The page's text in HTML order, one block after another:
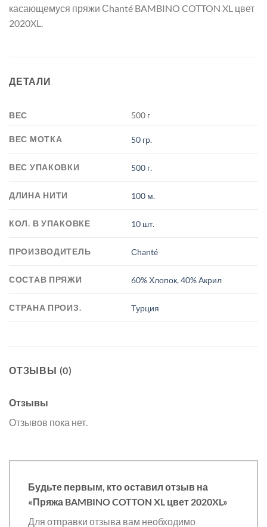
касающемуся пряжи Сhanté BAMBINO COTTON XL цвет
2020XL.
ДЕТАЛИ
ВЕС 500 г
ВЕС МОТКА 50 гр.
ВЕС УПАКОВКИ 500 г.
ДЛИНА НИТИ 100 м.
КОЛ. В УПАКОВКЕ 10 шт.
ПРОИЗВОДИТЕЛЬ Сhanté
СОСТАВ ПРЯЖИ 60% Хлопок, 40% Акрил
СТРАНА ПРОИЗ. Турция
ОТЗЫВЫ (0)
Отзывы
Отзывов пока нет.
Будьте первым, кто оставил отзыв на
«Пряжа BAMBINO COTTON XL цвет 2020XL»
Для отправки отзыва вам необходимо